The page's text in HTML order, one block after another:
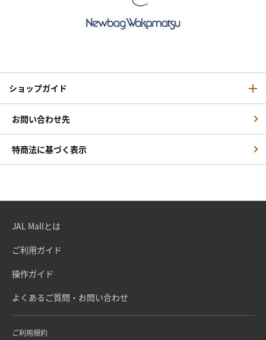
ショップガイド
お問い合わせ先
特商法に基づく表示
JAL Mallとは
ご利用ガイド
操作ガイド
よくあるご質問・お問い合わせ
ご利用規約